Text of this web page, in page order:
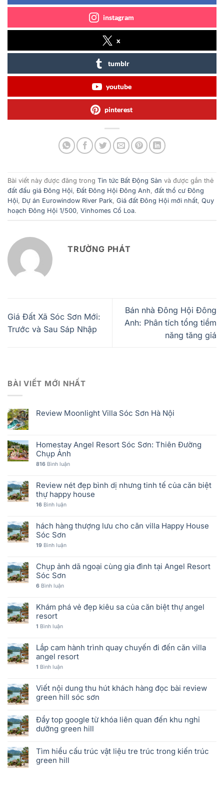
instagram
x
tumblr
youtube
pinterest
Bài viết này được đăng trong Tin tức Bất Động Sản và được gắn thẻ
đất đấu giá Đông Hội, Đất Đông Hội Đông Anh, đất thổ cư Đông
Hội, Dự án Eurowindow River Park, Giá đất Đông Hội mới nhất, Quy
hoạch Đông Hội 1/500, Vinhomes Cổ Loa.
TRƯỜNG PHÁT
Giá Đất Xã Sóc Sơn Mới:
Trước và Sau Sáp Nhập
Bán nhà Đông Hội Đông
Anh: Phân tích tổng tiềm
năng tăng giá
BÀI VIẾT MỚI NHẤT
Review Moonlight Villa Sóc Sơn Hà Nội
Homestay Angel Resort Sóc Sơn: Thiên Đường
Chụp Ảnh
816 Bình luận
Review nét đẹp bình dị nhưng tinh tế của căn biệt
thự happy house
16 Bình luận
hách hàng thượng lưu cho căn villa Happy House
Sóc Sơn
19 Bình luận
Chụp ảnh dã ngoại cùng gia đình tại Angel Resort
Sóc Sơn
6 Bình luận
Khám phá vẻ đẹp kiêu sa của căn biệt thự angel
resort
1 Bình luận
Lắp cam hành trình quay chuyến đi đến căn villa
angel resort
1 Bình luận
Viết nội dung thu hút khách hàng đọc bài review
green hill sóc sơn
Đẩy top google từ khóa liên quan đến khu nghỉ
dưỡng green hill
Tìm hiểu cấu trúc vật liệu tre trúc trong kiến trúc
green hill